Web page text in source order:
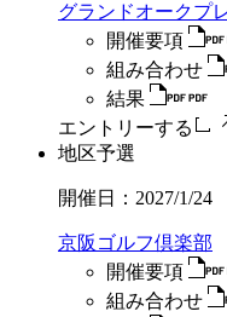
グランドオークプ
開催要項
組み合わせ
結果
エントリーする
地区予選
開催日： 2027/1/24
京阪ゴルフ倶楽部
開催要項
組み合わせ